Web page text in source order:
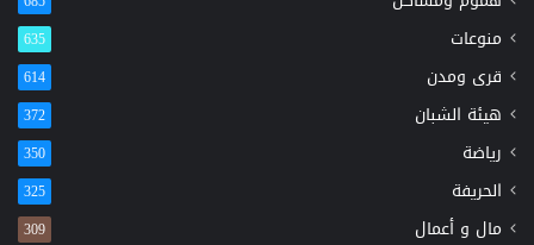
منوعات 635
قرى ومدن 614
هيئة الشبان 372
رياضة 350
الحريفة 325
مال و أعمال 309